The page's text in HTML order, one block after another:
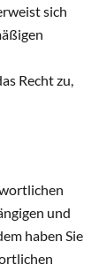
sich
Recht zu,
und
haben Sie